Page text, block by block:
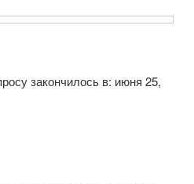
закончилось в: июня 25,